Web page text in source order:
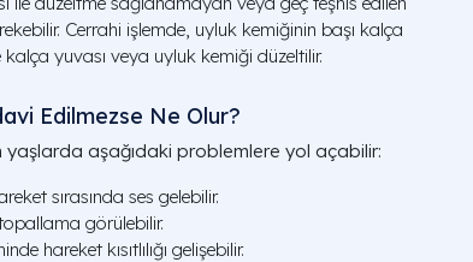
Cerrahi işlemde, uyluk kemiğinin başı kalça
yuvası veya uyluk kemiği düzeltilir.
Edilmezse Ne Olur?
aşağıdaki problemlere yol açabilir:
sırasında ses gelebilir.
görülebilir.
hareket kısıtlılığı gelişebilir.